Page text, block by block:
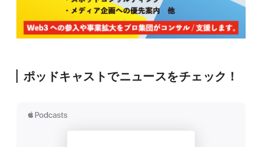
ポッドキャストでニュースをチェック！